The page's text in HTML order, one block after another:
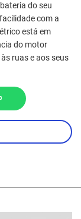
do seu
com a
está em
do motor
ruas e aos seus